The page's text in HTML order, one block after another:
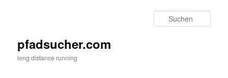
pfadsucher.com
long distance running